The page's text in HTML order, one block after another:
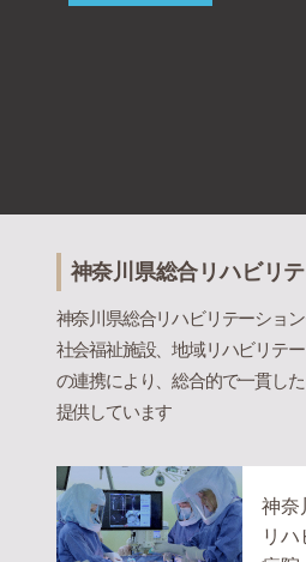
神奈川県総合リハビリ
神奈川県総合リハビリテーショ
社会福祉施設、地域リハビリテ
の連携により、総合的で一貫し
提供しています
神奈
リ